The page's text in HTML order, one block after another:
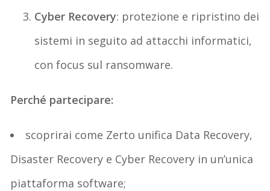
Cyber Recovery: protezione e ripristino dei
sistemi in seguito ad attacchi informatici,
con focus sul ransomware.
Perché partecipare:
scoprirai come Zerto unifica Data Recovery,
Disaster Recovery e Cyber Recovery in un’unica
piattaforma software;